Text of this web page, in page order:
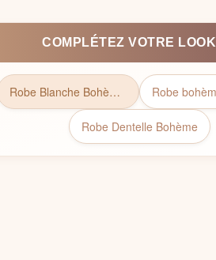
COMPLÉTEZ VOTRE LOOK
Robe Blanche Bohème | Collection Bohémienne Chic
Robe Dentelle Bohème